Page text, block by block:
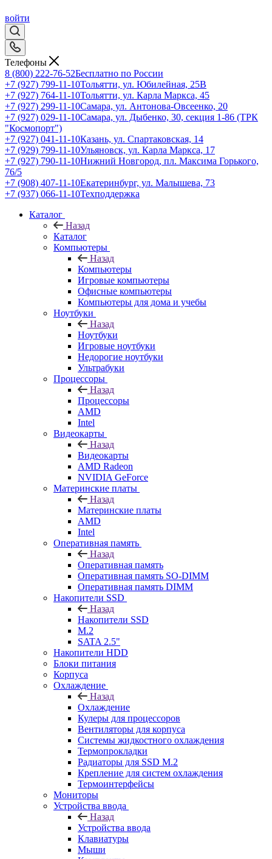
войти
Телефоны
8 (800) 222-76-52Бесплатно по России
+7 (927) 799-11-10Тольятти, ул. Юбилейная, 25В
+7 (927) 764-11-10Тольятти, ул. Карла Маркса, 45
+7 (927) 299-11-10Самара, ул. Антонова-Овсеенко, 20
+7 (927) 029-11-10Самара, ул. Дыбенко, 30, секция 1-86 (ТРК
"Космопорт")
+7 (927) 041-11-10Казань, ул. Спартаковская, 14
+7 (929) 799-11-10Ульяновск, ул. Карла Маркса, 17
+7 (927) 790-11-10Нижний Новгород, пл. Максима Горького,
76/5
+7 (908) 407-11-10Екатеринбург, ул. Малышева, 73
+7 (937) 066-11-10Техподдержка
Каталог
Назад
Каталог
Компьютеры
Назад
Компьютеры
Игровые компьютеры
Офисные компьютеры
Компьютеры для дома и учебы
Ноутбуки
Назад
Ноутбуки
Игровые ноутбуки
Недорогие ноутбуки
Ультрабуки
Процессоры
Назад
Процессоры
AMD
Intel
Видеокарты
Назад
Видеокарты
AMD Radeon
NVIDIA GeForce
Материнские платы
Назад
Материнские платы
AMD
Intel
Оперативная память
Назад
Оперативная память
Оперативная память SO-DIMM
Оперативная память DIMM
Накопители SSD
Назад
Накопители SSD
M.2
SATA 2.5"
Накопители HDD
Блоки питания
Корпуса
Охлаждение
Назад
Охлаждение
Кулеры для процессоров
Вентиляторы для корпуса
Системы жидкостного охлаждения
Термопрокладки
Радиаторы для SSD M.2
Крепление для систем охлаждения
Термоинтерфейсы
Мониторы
Устройства ввода
Назад
Устройства ввода
Клавиатуры
Мыши